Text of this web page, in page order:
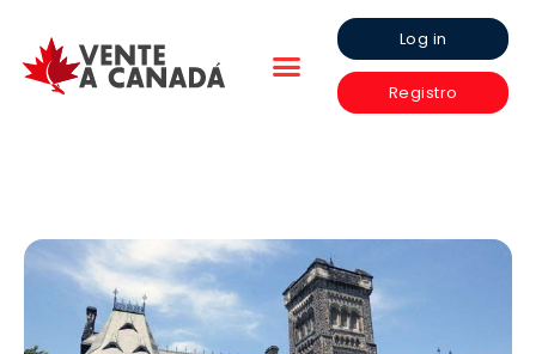
Log in
Registro